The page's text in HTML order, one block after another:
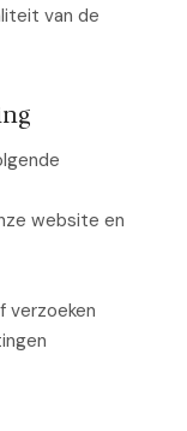
van de
website en
verzoeken